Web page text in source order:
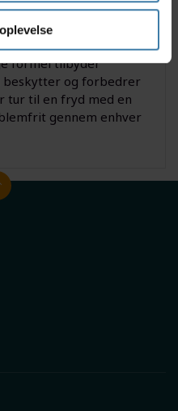
Kædeolie Allround
til
Kædeolie Allround
formel tilbyder
beskytter og forbedrer
tur til en fryd med en
gennem enhver